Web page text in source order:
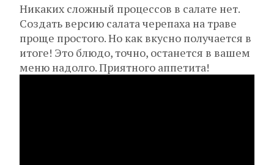
Никаких сложный процессов в салате нет.
Создать версию салата черепаха на траве
проще простого. Но как вкусно получается в
итоге! Это блюдо, точно, останется в вашем
меню надолго. Приятного аппетита!